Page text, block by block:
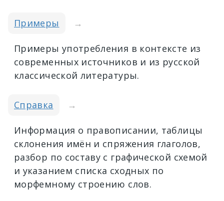
Примеры →
Примеры употребления в контексте из
современных источников и из русской
классической литературы.
Справка →
Информация о правописании, таблицы
склонения имён и спряжения глаголов,
разбор по составу с графической схемой
и указанием списка сходных по
морфемному строению слов.